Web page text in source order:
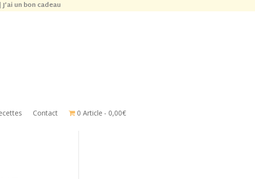
|J’ai un bon cadeau
Contact 0 Article 0,00€